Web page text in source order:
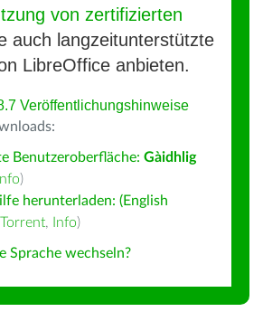
von zertifizierten
auch langzeitunterstützte
LibreOffice anbieten.
Veröffentlichungshinweise
Benutzeroberfläche: Gàidhlig
Info)
herunterladen: (English
Torrent, Info)
Sprache wechseln?